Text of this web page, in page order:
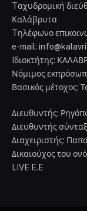
Tαχυδρομική
Καλάβρυτα
Tηλέφωνο
e-mail:
Iδιοκτήτης:
Νόμιμος
Βασικός μέτοχος:
Διευθυντής:
Διευθυντής
Διαχειριστής:
Δικαιούχος του
LIVE E.E